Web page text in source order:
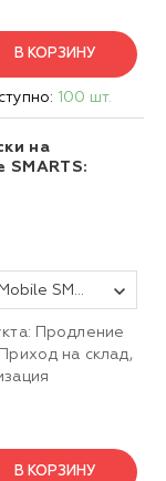
В КОРЗИНУ
100 шт.
на
SMARTS:
Продление подписки на обновления Mobile SMARTS Склад 15, БАЗОВЫЙ + ШИНЫ для любой поддерживаемой конфигурации 1С на 1 (один) год
Продление
на склад,
В КОРЗИНУ